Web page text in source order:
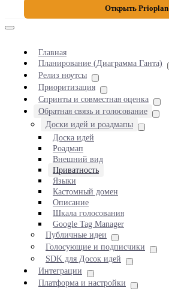
Открыть Prioplan
Главная
Планирование (Диаграмма Ганта)
Релиз ноутсы
Приоритизация
Спринты и совместная оценка
Обратная связь и голосование
Доски идей и роадмапы
Доска идей
Роадмап
Внешний вид
Приватность
Языки
Кастомный домен
Описание
Шкала голосования
Google Tag Manager
Публичные идеи
Голосующие и подписчики
SDK для Досок идей
Интеграции
Платформа и настройки